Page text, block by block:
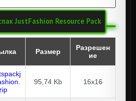
JustFashion Resource Pack
Размер
Разрешен
ие
95,74 Kb 16x16